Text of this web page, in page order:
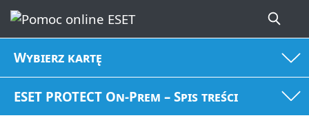
Wybierz kartę
ESET PROTECT On-Prem – Spis treści